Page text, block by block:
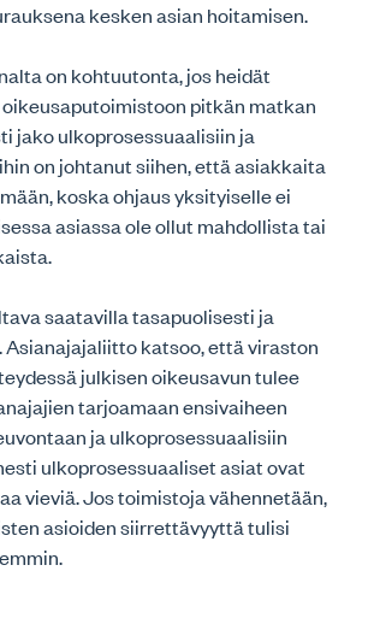
kesken asian hoitamisen.
on kohtuutonta, jos heidät
pitkän matkan
jako ulkoprosessuaalisiin ja
on johtanut siihen, että asiakkaita
koska ohjaus yksityiselle ei
asiassa ole ollut mahdollista tai
saatavilla tasapuolisesti ja
katsoo, että viraston
julkisen oikeusavun tulee
tarjoamaan ensivaiheen
ja ulkoprosessuaalisiin
ulkoprosessuaaliset asiat ovat
vieviä. Jos toimistoja vähennetään,
asioiden siirrettävyyttä tulisi